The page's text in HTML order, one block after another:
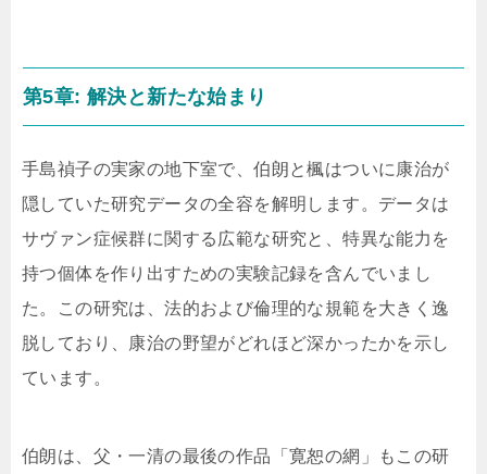
第5章: 解決と新たな始まり
手島禎子の実家の地下室で、伯朗と楓はついに康治が
隠していた研究データの全容を解明します。データは
サヴァン症候群に関する広範な研究と、特異な能力を
持つ個体を作り出すための実験記録を含んでいまし
た。この研究は、法的および倫理的な規範を大きく逸
脱しており、康治の野望がどれほど深かったかを示し
ています。
伯朗は、父・一清の最後の作品「寛恕の網」もこの研